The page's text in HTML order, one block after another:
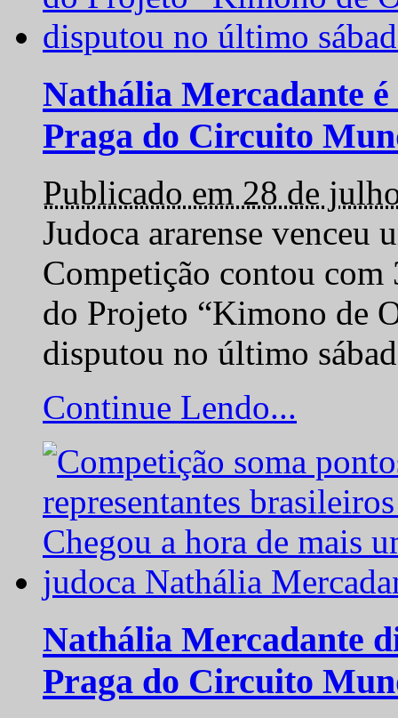
Nathália Mercadante
Praga do Circuito
Publicado em 28 de
Judoca ararense venceu
Competição contou com
do Projeto “Kimono de
disputou no último
Continue Lendo...
Nathália Mercadante
Praga do Circuito